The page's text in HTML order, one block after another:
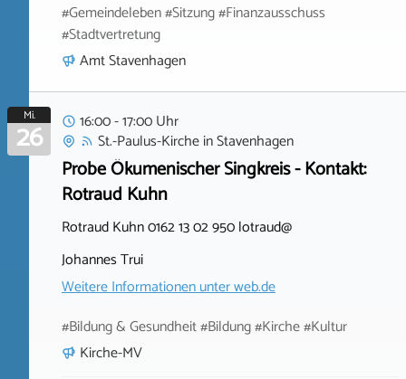
#Gemeindeleben #Sitzung #Finanzausschuss
#Stadtvertretung
Amt Stavenhagen
Mi.
26
16:00 - 17:00 Uhr
St.-Paulus-KircheinStavenhagen
Probe Ökumenischer Singkreis - Kontakt:
Rotraud Kuhn
Rotraud Kuhn 0162 13 02 950 lotraud@
Johannes Trui
Weitere Informationen unterweb.de
#Bildung & Gesundheit #Bildung #Kirche #Kultur
Kirche-MV